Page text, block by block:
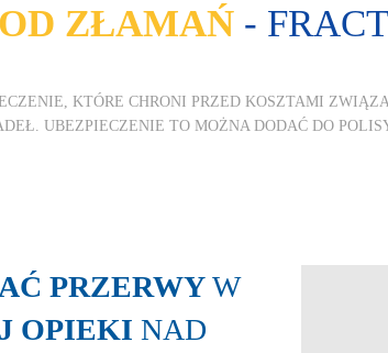
ZŁAMAŃ -
KTÓRE CHRONI PRZED KOSZTAMI
UBEZPIECZENIE TO MOŻNA DODAĆ DO
PRZERWYW
OPIEKI NAD